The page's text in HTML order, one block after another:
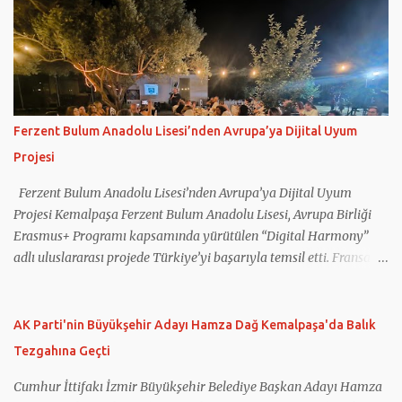
Ferzent Bulum Anadolu Lisesi’nden Avrupa’ya Dijital Uyum
Projesi
Ferzent Bulum Anadolu Lisesi’nden Avrupa’ya Dijital Uyum
Projesi Kemalpaşa Ferzent Bulum Anadolu Lisesi, Avrupa Birliği
Erasmus+ Programı kapsamında yürütülen “Digital Harmony”
adlı uluslararası projede Türkiye’yi başarıyla temsil etti. Fransa
kurumları katıldı. Projede gençlerin dijital okuryazarlık
becerilerinin geliştirilmesi, sosyal medyanın bilinçli kullanımı,
oluşturulması hedeflendi. Çalışmalar kapsamında öğretmen ve
AK Parti'nin Büyükşehir Adayı Hamza Dağ Kemalpaşa'da Balık
Tezgahına Geçti
Cumhur İttifakı İzmir Büyükşehir Belediye Başkan Adayı Hamza